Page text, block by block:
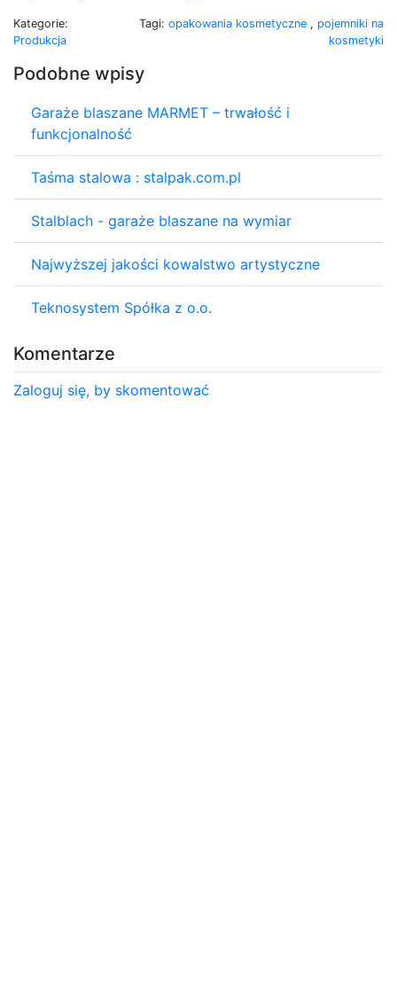
Kategorie:
Produkcja
Tagi: opakowania kosmetyczne , pojemniki na
kosmetyki
Podobne wpisy
Garaże blaszane MARMET – trwałość i
funkcjonalność
Taśma stalowa : stalpak.com.pl
Stalblach - garaże blaszane na wymiar
Najwyższej jakości kowalstwo artystyczne
Teknosystem Spółka z o.o.
Komentarze
Zaloguj się, by skomentować